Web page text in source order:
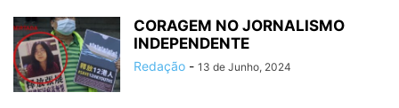
CORAGEM NO JORNALISMO
INDEPENDENTE
Redação - 13 de Junho, 2024